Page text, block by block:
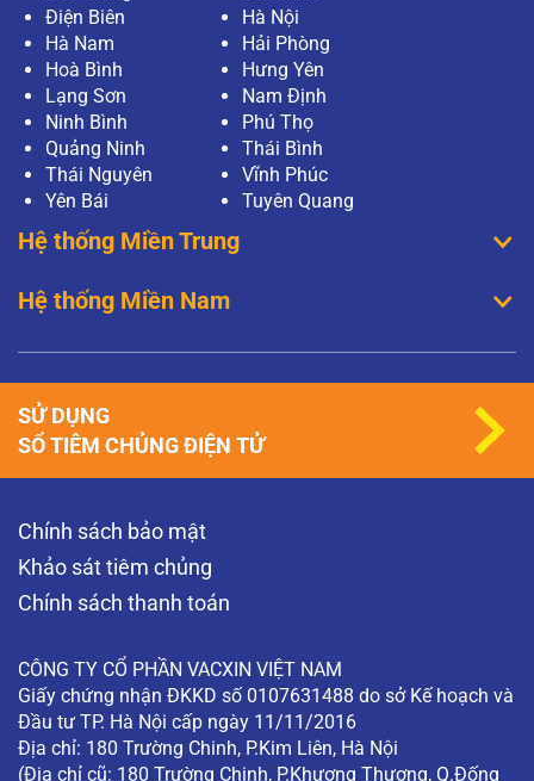
Điện Biên
Hà Nội
Hà Nam
Hải Phòng
Hoà Bình
Hưng Yên
Lạng Sơn
Nam Định
Ninh Bình
Phú Thọ
Quảng Ninh
Thái Bình
Thái Nguyên
Vĩnh Phúc
Yên Bái
Tuyên Quang
Hệ thống Miền Trung
Hệ thống Miền Nam
Chính sách bảo mật
Khảo sát tiêm chủng
Chính sách thanh toán
CÔNG TY CỔ PHẦN VACXIN VIỆT NAM
Giấy chứng nhận ĐKKD số 0107631488 do sở Kế hoạch và
Đầu tư TP. Hà Nội cấp ngày 11/11/2016
Địa chỉ: 180 Trường Chinh, P.Kim Liên, Hà Nội
(Địa chỉ cũ: 180 Trường Chinh, P.Khương Thượng, Q.Đống
SỬ DỤNG
SỔ TIÊM CHỦNG ĐIỆN TỬ